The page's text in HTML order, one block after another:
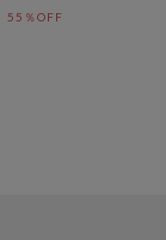
55％OFF